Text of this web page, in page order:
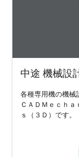
中途 機械設
各種専用機の機械
ＣＡＤＭｅｃｈ
ｓ（３Ｄ）です。